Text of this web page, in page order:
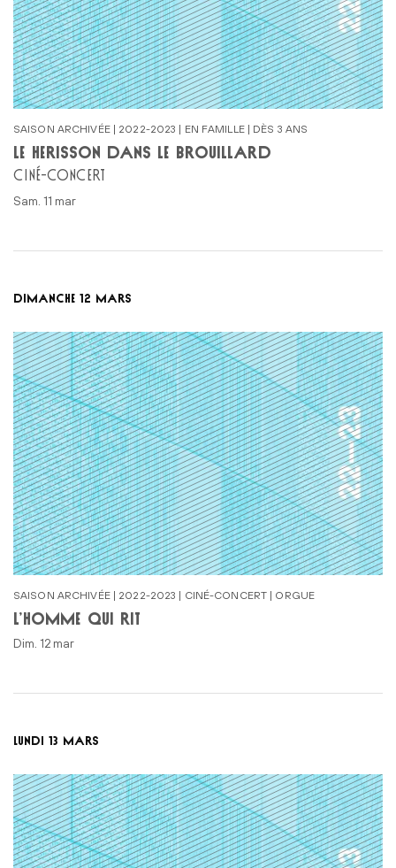
SAISON ARCHIVÉE | 2022-2023 | EN FAMILLE | DÈS 3 ANS
LE HÉRISSON DANS LE BROUILLARD
CINÉ-CONCERT
sam. 11 mar
DIMANCHE 12 MARS
SAISON ARCHIVÉE | 2022-2023 | CINÉ-CONCERT | ORGUE
L’HOMME QUI RIT
dim. 12 mar
LUNDI 13 MARS